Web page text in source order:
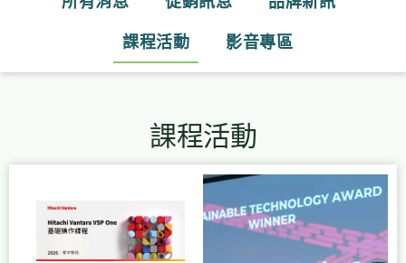
課程活動 影音專區
課程活動